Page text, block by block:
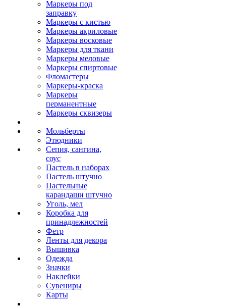
Маркеры под
заправку
Маркеры с кистью
Маркеры акриловые
Маркеры восковые
Маркеры для ткани
Маркеры меловые
Маркеры спиртовые
Фломастеры
Маркеры-краска
Маркеры
перманентные
Маркеры сквизеры
Мольберты
Этюдники
Сепия, сангина,
соус
Пастель в наборах
Пастель штучно
Пастельные
карандаши штучно
Уголь, мел
Коробка для
принадлежностей
Фетр
Ленты для декора
Вышивка
Одежда
Значки
Наклейки
Сувениры
Карты